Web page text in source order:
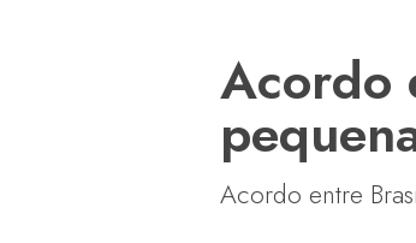
Acordo
Acordo entre